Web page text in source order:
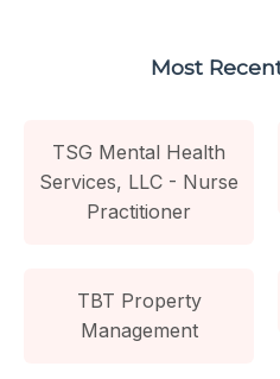
Most
TSG Mental Health
Services, LLC - Nurse
Practitioner
TBT Property
Management